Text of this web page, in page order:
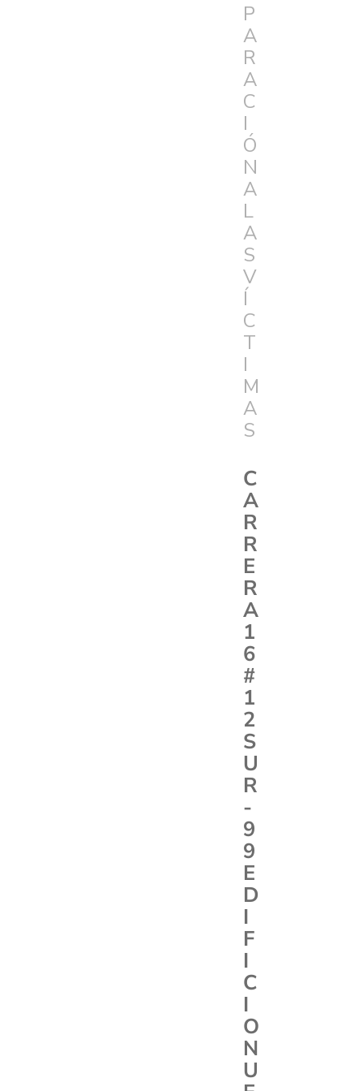
P
A
R
A
C
I
Ó
N
A
L
A
S
V
Í
C
T
I
M
A
S
C
A
R
R
E
R
A
1
6
#
1
2
S
U
R
-
9
9
E
D
I
F
I
C
I
O
N
U